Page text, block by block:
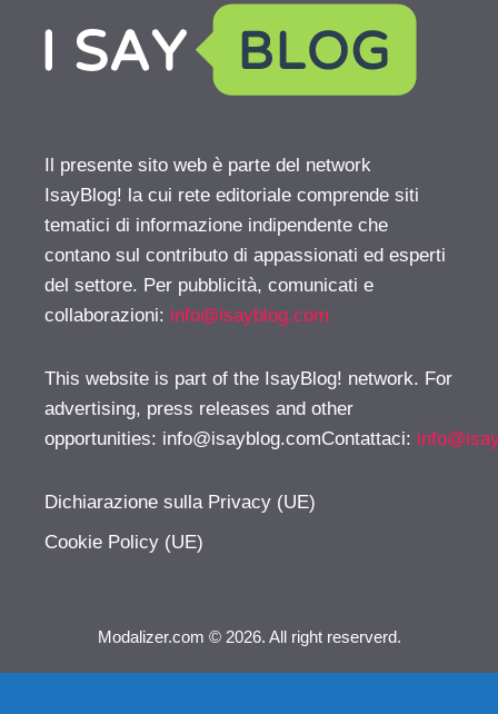
Il presente sito web è parte del network
IsayBlog! la cui rete editoriale comprende siti
tematici di informazione indipendente che
contano sul contributo di appassionati ed esperti
del settore. Per pubblicità, comunicati e
collaborazioni: info@isayblog.com
This website is part of the IsayBlog! network. For
advertising, press releases and other
opportunities: info@isayblog.comContattaci:
Dichiarazione sulla Privacy (UE)
Cookie Policy (UE)
Modalizer.com © 2026. All right reserverd.